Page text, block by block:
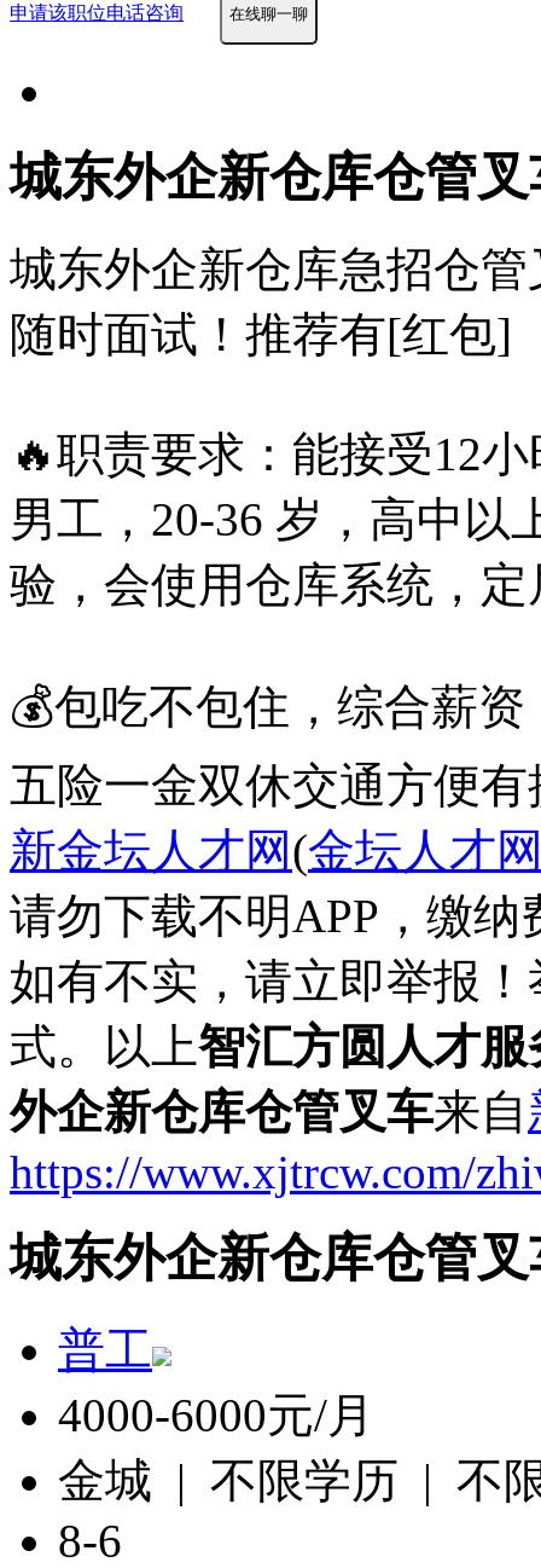
申请该职位电话咨询 在线聊一聊
城东外企新仓库仓管
城东外企新仓库急招仓管
随时面试！推荐有[红包]
🔥职责要求：能接受12
男工，20-36 岁，高中以
验，会使用仓库系统，
💰包吃不包住，综合薪资
五险一金双休交通方便有
新金坛人才网(金坛人才
请勿下载不明APP，缴
如有不实，请立即举报
式。以上智汇方圆人才
外企新仓库仓管叉车来自
https://www.xjtrcw.com/
城东外企新仓库仓管
普工
4000-6000元/月
金城 | 不限学历 | 不
8-6